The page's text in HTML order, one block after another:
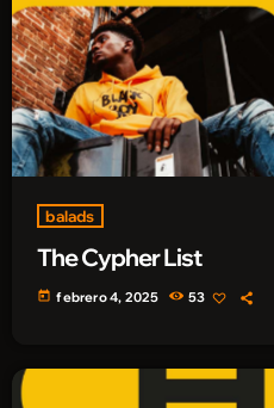
balads
The Cypher List
today febrero 4, 2025 53